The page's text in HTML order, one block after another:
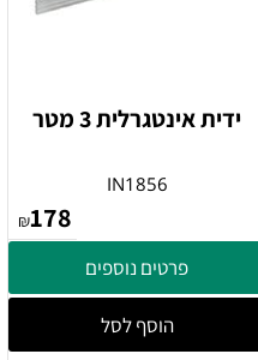
ידית אינטגרלית 3 מטר
IN1856
₪178
פרטים נוספים
הוסף לסל